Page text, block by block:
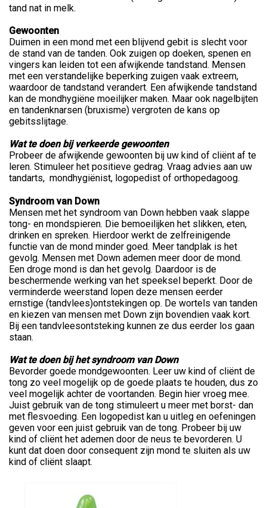
tand nat in melk.
Gewoonten
Duimen in een mond met een blijvend gebit is slecht voor
de stand van de tanden. Ook zuigen op doeken, spenen en
vingers kan leiden tot een afwijkende tandstand. Mensen
met een verstandelijke beperking zuigen vaak extreem,
waardoor de tandstand verandert. Een afwijkende tandstand
kan de mondhygiëne moeilijker maken. Maar ook nagelbijten
en tandenknarsen (bruxisme) vergroten de kans op
gebitsslijtage.
Wat te doen bij verkeerde gewoonten
Probeer de afwijkende gewoonten bij uw kind of cliënt af te
leren. Stimuleer het positieve gedrag. Vraag advies aan uw
tandarts, mondhygiënist, logopedist of orthopedagoog.
Syndroom van Down
Mensen met het syndroom van Down hebben vaak slappe
tong- en mondspieren. Die bemoeilijken het slikken, eten,
drinken en spreken. Hierdoor werkt de zelfreinigende
functie van de mond minder goed. Meer tandplak is het
gevolg. Mensen met Down ademen meer door de mond.
Een droge mond is dan het gevolg. Daardoor is de
beschermende werking van het speeksel beperkt. Door de
verminderde weerstand lopen deze mensen eerder
ernstige (tandvlees)ontstekingen op. De wortels van tanden
en kiezen van mensen met Down zijn bovendien vaak kort.
Bij een tandvleesontsteking kunnen ze dus eerder los gaan
staan.
Wat te doen bij het syndroom van Down
Bevorder goede mondgewoonten. Leer uw kind of cliënt de
tong zo veel mogelijk op de goede plaats te houden, dus zo
veel mogelijk achter de voortanden. Begin hier vroeg mee.
Juist gebruik van de tong stimuleert u meer met borst- dan
met flesvoeding. Een logopedist kan u uitleg en oefeningen
geven voor een juist gebruik van de tong. Probeer bij uw
kind of cliënt het ademen door de neus te bevorderen. U
kunt dat doen door consequent zijn mond te sluiten als uw
kind of cliënt slaapt.